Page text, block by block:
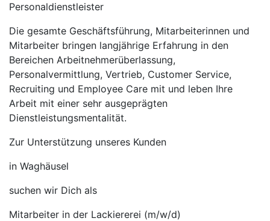
Personaldienstleister
Die gesamte Geschäftsführung, Mitarbeiterinnen und
Mitarbeiter bringen langjährige Erfahrung in den
Bereichen Arbeitnehmerüberlassung,
Personalvermittlung, Vertrieb, Customer Service,
Recruiting und Employee Care mit und leben Ihre
Arbeit mit einer sehr ausgeprägten
Dienstleistungsmentalität.
Zur Unterstützung unseres Kunden
in Waghäusel
suchen wir Dich als
Mitarbeiter in der Lackiererei (m/w/d)